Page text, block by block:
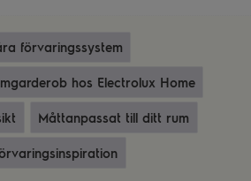
förvaringssystem
hos Electrolux Home
Måttanpassat till ditt rum